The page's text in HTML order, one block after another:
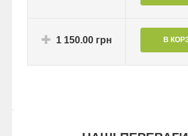
1 150.00 грн